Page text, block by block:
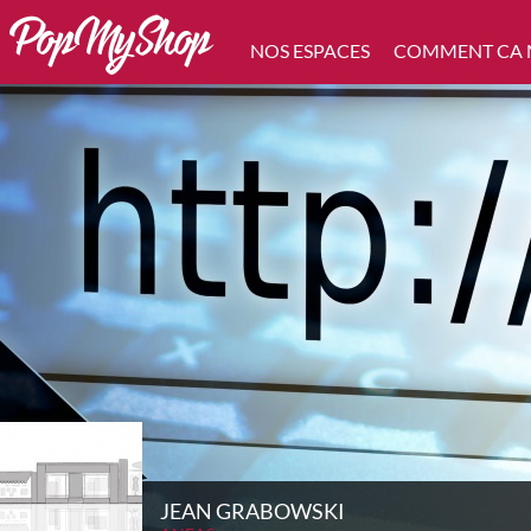
NOS ESPACES COMMENT CA
JEAN GRABOWSKI